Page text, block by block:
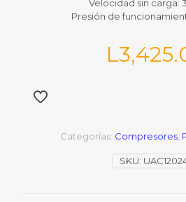
Velocidad sin carga:
Presión de
L
SKU:
Categorías: Compresores,